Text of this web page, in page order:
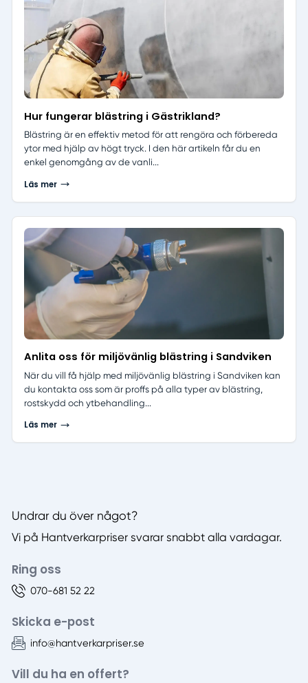
Hur fungerar blästring i Gästrikland?
Blästring är en effektiv metod för att rengöra och förbereda
ytor med hjälp av högt tryck. I den här artikeln får du en
enkel genomgång av de vanli...
Läs mer
Anlita oss för miljövänlig blästring i Sandviken
När du vill få hjälp med miljövänlig blästring i Sandviken kan
du kontakta oss som är proffs på alla typer av blästring,
rostskydd och ytbehandling...
Läs mer
Undrar du över något?
Vi på Hantverkarpriser svarar snabbt alla vardagar.
Ring oss
070-681 52 22
Skicka e-post
info@hantverkarpriser.se
Vill du ha en offert?